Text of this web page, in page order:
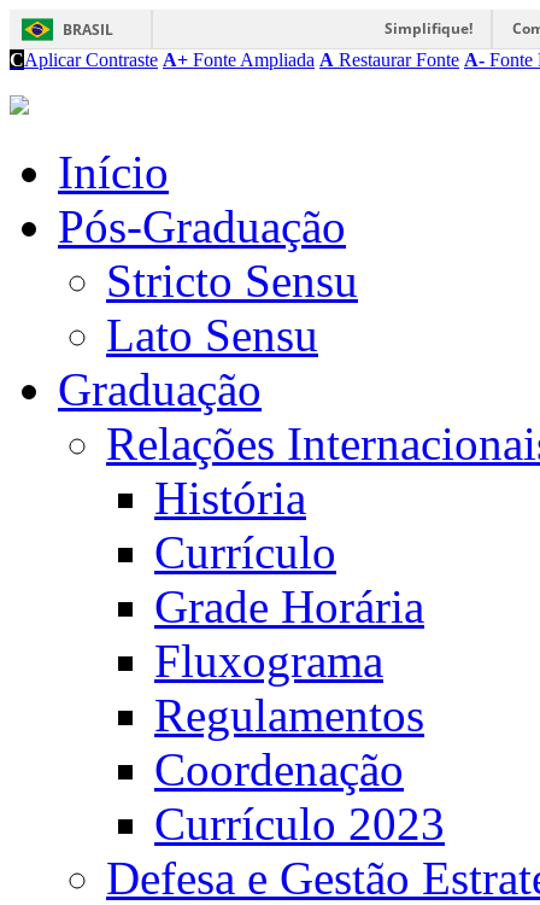
BRASIL Simplifique!
CAplicar Contraste A+ Fonte Ampliada A Restaurar Fonte A- Fonte
Início
Pós-Graduação
Stricto Sensu
Lato Sensu
Graduação
Relações
História
Currículo
Grade Horária
Fluxograma
Regulamentos
Coordenação
Currículo 2023
Defesa e Gestão